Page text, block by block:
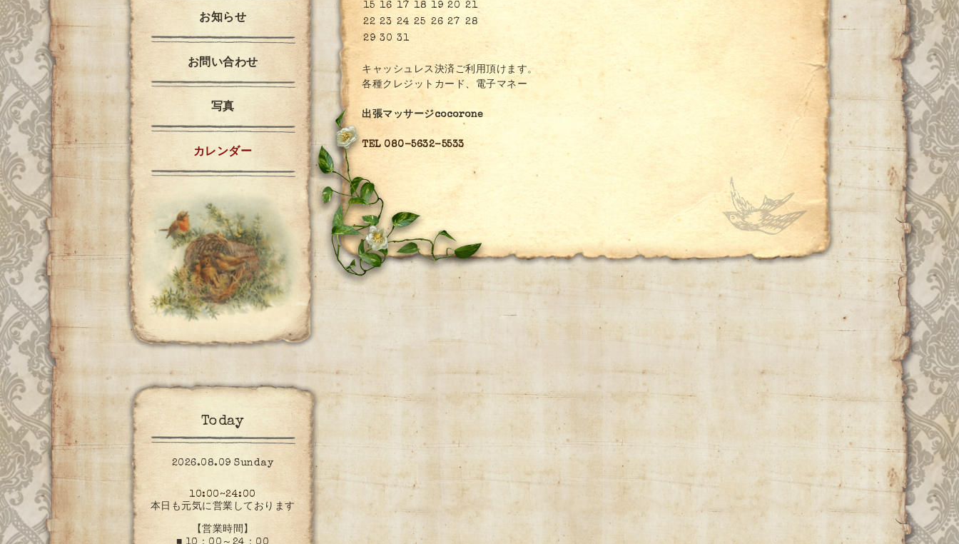
15 16 17 18 19 20 21
22 23 24 25 26 27
28
29 30 31
キャッシュレス決済ご利用頂けます。
各種クレジットカード、電子マネー
出張マッサージcocorone
TEL 080-5632-5533
お知らせ
お問い合わせ
写真
カレンダー
Today
2026.08.09 Sunday
10:00~24:00
本日も元気に営業しております
【営業時間】